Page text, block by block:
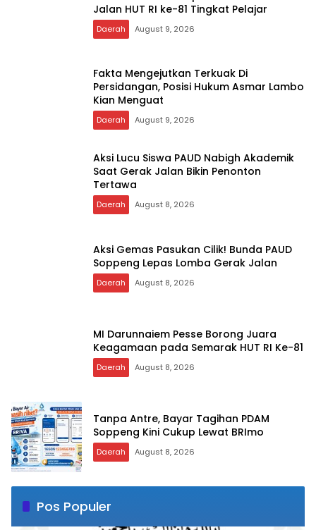
Jalan HUT RI ke-81 Tingkat Pelajar
Daerah August 9, 2026
Fakta Mengejutkan Terkuak Di
Persidangan, Posisi Hukum Asmar Lambo
Kian Menguat
Daerah August 9, 2026
Aksi Lucu Siswa PAUD Nabigh Akademik
Saat Gerak Jalan Bikin Penonton
Tertawa
Daerah August 8, 2026
Aksi Gemas Pasukan Cilik! Bunda PAUD
Soppeng Lepas Lomba Gerak Jalan
Daerah August 8, 2026
MI Darunnaiem Pesse Borong Juara
Keagamaan pada Semarak HUT RI Ke-81
Daerah August 8, 2026
Tanpa Antre, Bayar Tagihan PDAM
Soppeng Kini Cukup Lewat BRImo
Daerah August 8, 2026
Pos Populer